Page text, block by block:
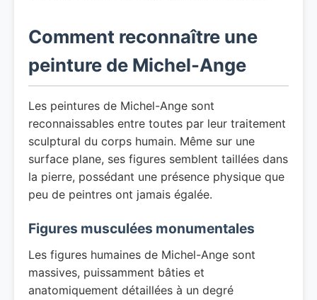
Comment reconnaître une
peinture de Michel-Ange
Les peintures de Michel-Ange sont
reconnaissables entre toutes par leur traitement
sculptural du corps humain. Même sur une
surface plane, ses figures semblent taillées dans
la pierre, possédant une présence physique que
peu de peintres ont jamais égalée.
Figures musculées monumentales
Les figures humaines de Michel-Ange sont
massives, puissamment bâties et
anatomiquement détaillées à un degré